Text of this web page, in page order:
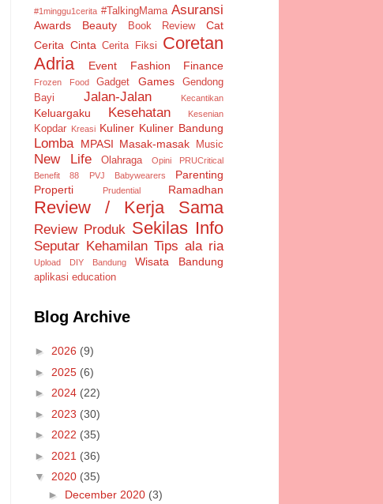
#1minggu1cerita #TalkingMama Asuransi
Awards Beauty Book Review
Cat
Cerita Cinta Cerita Fiksi
Coretan
Adria
Event Fashion Finance
Frozen Food Gadget Games
Gendong
Bayi
Jalan-Jalan Kecantikan
Keluargaku Kesehatan Kesenian
Kopdar Kreasi Kuliner Kuliner Bandung
Lomba MPASI Masak-masak Music
New Life Olahraga Opini
PRUCritical
Benefit 88
PVJ Babywearers
Parenting
Properti
Prudential Ramadhan
Review / Kerja Sama
Review Produk Sekilas Info
Seputar Kehamilan Tips ala ria
Upload DIY Bandung Wisata Bandung
aplikasi education
Blog Archive
► 2026 (9)
► 2025 (6)
► 2024 (22)
► 2023 (30)
► 2022 (35)
► 2021 (36)
▼ 2020 (35)
► December 2020 (3)